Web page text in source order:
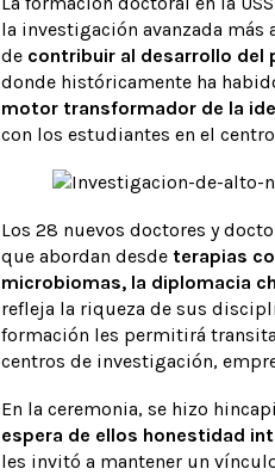
la investigación avanzada
de contribuir al desarrollo del
donde históricamente ha
motor transformador de la
con los estudiantes en el
Los 28 nuevos doctores y
que abordan desde terapias
microbiomas, la diplomacia
refleja la riqueza de sus
formación les permitirá
centros de investigación,
En la ceremonia, se hizo
espera de ellos honestidad
les invitó a mantener un